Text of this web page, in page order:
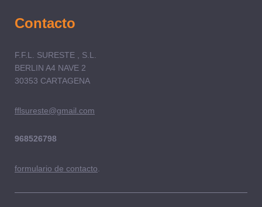
Contacto
F.F.L. SURESTE , S.L.
BERLIN A4 NAVE 2
30353 CARTAGENA
fflsureste@gmail.com
968526798
formulario de contacto